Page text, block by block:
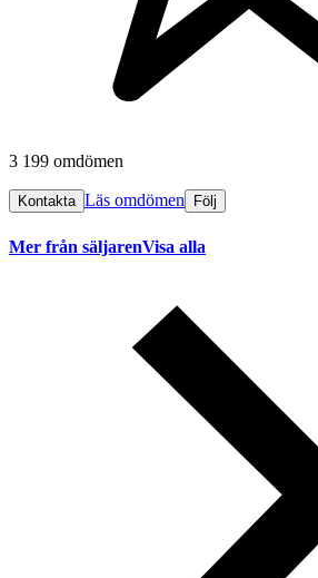
3 199 omdömen
Kontakta Läs omdömen Följ
Mer från säljarenVisa alla